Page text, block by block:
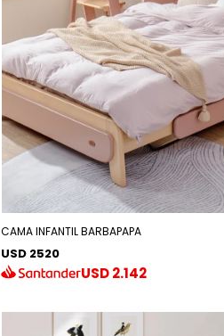
CAMA INFANTIL BARBAPAPA
USD 2520
USD2.142